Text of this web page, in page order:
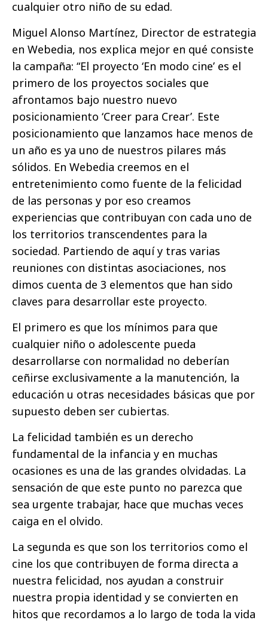
cualquier otro niño de su edad.
Miguel Alonso Martínez, Director de estrategia
en Webedia, nos explica mejor en qué consiste
la campaña: “El proyecto ‘En modo cine’ es el
primero de los proyectos sociales que
afrontamos bajo nuestro nuevo
posicionamiento ‘Creer para Crear’. Este
posicionamiento que lanzamos hace menos de
un año es ya uno de nuestros pilares más
sólidos. En Webedia creemos en el
entretenimiento como fuente de la felicidad
de las personas y por eso creamos
experiencias que contribuyan con cada uno de
los territorios transcendentes para la
sociedad. Partiendo de aquí y tras varias
reuniones con distintas asociaciones, nos
dimos cuenta de 3 elementos que han sido
claves para desarrollar este proyecto.
El primero es que los mínimos para que
cualquier niño o adolescente pueda
desarrollarse con normalidad no deberían
ceñirse exclusivamente a la manutención, la
educación u otras necesidades básicas que por
supuesto deben ser cubiertas.
La felicidad también es un derecho
fundamental de la infancia y en muchas
ocasiones es una de las grandes olvidadas. La
sensación de que este punto no parezca que
sea urgente trabajar, hace que muchas veces
caiga en el olvido.
La segunda es que son los territorios como el
cine los que contribuyen de forma directa a
nuestra felicidad, nos ayudan a construir
nuestra propia identidad y se convierten en
hitos que recordamos a lo largo de toda la vida